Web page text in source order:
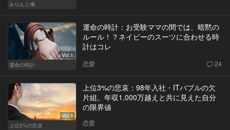
みりんと俺
Vol.1
運命の時計
運命の時計：お受験ママの間では、暗黙の
ルール！？ネイビーのスーツに合わせる時
計はコレ
恋愛 24
Vol.1
上位3%の悲哀
上位3%の悲哀：98年入社・ITバブルの欠
片組。年収1,000万越えと共に見えた自分
の限界値
恋愛